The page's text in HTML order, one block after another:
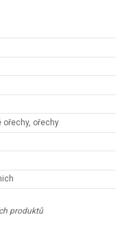
ořechy, ořechy
produktů